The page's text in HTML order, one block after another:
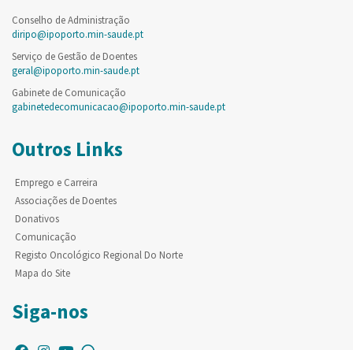
Conselho de Administração
diripo@ipoporto.min-saude.pt
Serviço de Gestão de Doentes
geral@ipoporto.min-saude.pt
Gabinete de Comunicação
gabinetedecomunicacao@ipoporto.min-saude.pt
Outros Links
Emprego e Carreira
Associações de Doentes
Donativos
Comunicação
Registo Oncológico Regional Do Norte
Mapa do Site
Siga-nos